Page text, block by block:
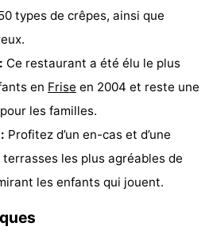
types de crêpes, ainsi que
Ce restaurant a été élu le plus
en Frise en 2004 et reste une
les familles.
Profitez d’un en-cas et d’une
terrasses les plus agréables de
les enfants qui jouent.